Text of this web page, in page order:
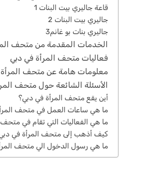
قاعة جاليري بيت البنات 1
جاليري بيت البنات 2
جاليري بنات بو غانم3
الخدمات المقدمة من متحف
فعاليات متحف المرأة في دبي
معلومات هامة عن متحف
الأسئلة الشائعة حول متحف
أين يقع متحف المرأة في دبي؟
ما هي ساعات العمل في متحف
ما هي الفعاليات التي تقام في
كيف أذهب إلى متحف المرأة في
ما هي رسول الدخول الي متحف